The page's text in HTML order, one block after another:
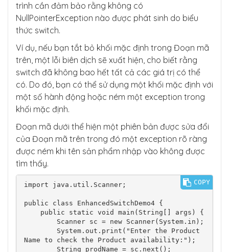
trình cần đảm bảo rằng không có
NullPointerException nào được phát sinh do biểu
thức switch.
Ví dụ, nếu bạn tắt bỏ khối mặc định trong Đoạn mã
trên, một lỗi biên dịch sẽ xuất hiện, cho biết rằng
switch đã không bao hết tất cả các giá trị có thể
có. Do đó, bạn có thể sử dụng một khối mặc định với
một số hành động hoặc ném một exception trong
khối mặc định.
Đoạn mã dưới thể hiện một phiên bản được sửa đổi
của Đoạn mã trên trong đó một exception rõ ràng
được ném khi tên sản phẩm nhập vào không được
tìm thấy.
import java.util.Scanner;
public class EnhancedSwitchDemo4 {
Name to check the Product availability:");
COPY